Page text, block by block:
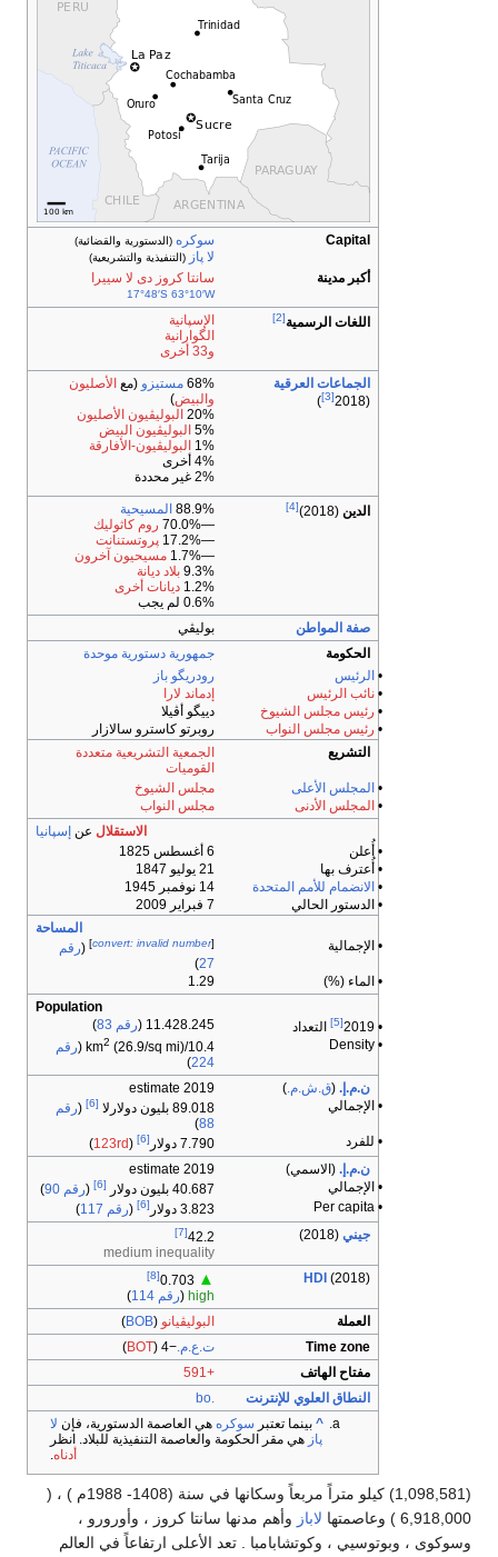
Capital سوكره (الدستورية والقضائية)
لا پاز (التنفيذية والتشريعية)
أكبر مدينة سانتا كروز دى لا سييرا
17°48′S 63°10′W
اللغات الرسمية
الإسپانية
الگوارانية
الجماعات العرقية
[3]
)
68% مستيزو (معالأصليون
والبيض)
20% البوليڤيون الأصليون
5% البوليڤيون البيض
1% البوليڤيون-الأفارقة
4% أخرى
2% غير محددة
الدين(2018)
[4]
88.9% المسيحية
—70.0%
روم كاثوليك
—17.2%
پروتستنانت
—1.7%
مسيحيون آخرون
9.3% بلاد ديانة
1.2% ديانات أخرى
0.6% لم يجب
صفة المواطن
بوليڤي
الحكومة
جمهورية دستورية موحدة
الرئيس
رودريگو باز
نائب الرئيس
إدماند لارا
رئيس مجلس الشيوخ
دييگو أڤيلا
رئيس مجلس النواب
روبرتو كاسترو سالازار
التشريع
الجمعية التشريعية متعددة
القوميات
المجلس الأعلى
مجلس الشيوخ
المجلس الأدنى
مجلس النواب
الاستقلال عنإسپانيا
• أُعلن
• أُعترف بها
21 يوليو 1847
الانضمام للأمم المتحدة
14 نوفمبر 1945
• الدستور الحالي
المساحة
• الإجمالية
convert: invalid number
]
(رقم
27
)
• الماء (%)
1.29
Population
[5] التعداد 11.428.245 ( رقم 83
)
10.4/km
2(26.9/sq mi) (
رقم
224
)
ن.م.إ. (ق.ش.م.)
2019 estimate
• الإجمالي
89.018 بليون دولارلا [6]
(رقم
88
)
• للفرد
7.790 دولار [6]
(
123rd
)
ن.م.إ. (الاسمي)
2019 estimate
• الإجمالي
40.687 بليون دولار (رقم 90
)
3.823 دولار [6]
(رقم 117
)
جيني (2018)
42.2
[7]
medium inequality
HDI (2018)
▲
0.703
[8]
high
( رقم 114
)
العملة
البوليڤيانو(
BOB
)
Time zone
ت.ع.م.−4
(
BOT
)
مفتاح الهاتف
النطاق العلوي للإنترنت
^ بينما تعتبرسوكره هي العاصمة الدستورية، فإنلا
پازهي مقر الحكومة والعاصمة التنفيذية للبلاد. انظر
أدناه.
(1,098,581) كيلو متراً مربعاً وسكانها في سنة (1408- 1988م ) ، (
6,918,000 ) وعاصمتها
لابازوأهم مدنها سانتا كروز ، وأورورو ،
وسوكوى ، وبوتوسيي ، وكوتشابامبا . تعد الأعلى ارتفاعاً في العالم